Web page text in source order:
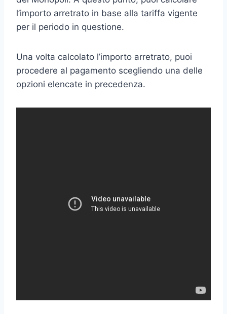
l’importo arretrato in base alla tariffa vigente
per il periodo in questione.
Una volta calcolato l’importo arretrato, puoi
procedere al pagamento scegliendo una delle
opzioni elencate in precedenza.